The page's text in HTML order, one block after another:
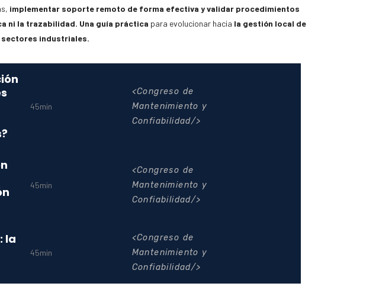
implementar soporte remoto de forma efectiva y validar procedimientos
ni la trazabilidad. Una guía práctica para evolucionar hacia la gestión local de
industriales.
45min
Congreso de
Mantenimiento y
Confiabilidad
45min
Congreso de
Mantenimiento y
Confiabilidad
la
45min
Congreso de
Mantenimiento y
Confiabilidad